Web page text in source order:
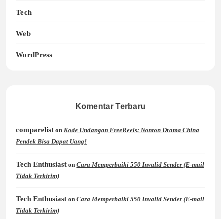
Tech
Web
WordPress
Komentar Terbaru
comparelist on Kode Undangan FreeReels: Nonton Drama China
Pendek Bisa Dapat Uang!
Tech Enthusiast on Cara Memperbaiki 550 Invalid Sender (E-mail
Tidak Terkirim)
Tech Enthusiast on Cara Memperbaiki 550 Invalid Sender (E-mail
Tidak Terkirim)